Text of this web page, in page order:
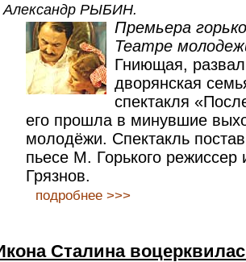
Александр РЫБИН.
Премьера
Театре
Гниющая,
дворянская
спектакля
его прошла в минувшие
молодёжи. Спектакль
пьесе М. Горького
Грязнов.
подробнее >>>
Сталина